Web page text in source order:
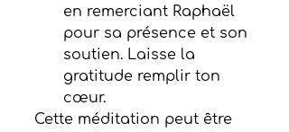
en remerciant Raphaël
pour sa présence et son
soutien. Laisse la
gratitude remplir ton
cœur.
Cette méditation peut être